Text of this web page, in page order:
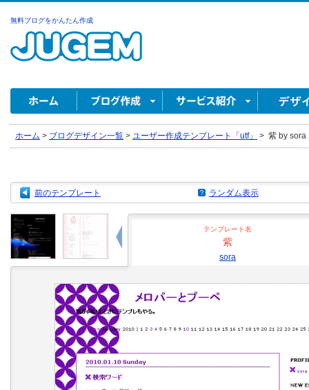
無料ブログをかんたん作成
ホーム > ブログデザイン一覧 > ユーザー作成テンプレート「utf」 > 紫 by sora
前のテンプレート ランダム表示
テンプレート名
紫
sora